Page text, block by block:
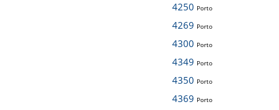
4250 Porto
4269 Porto
4300 Porto
4349 Porto
4350 Porto
4369 Porto